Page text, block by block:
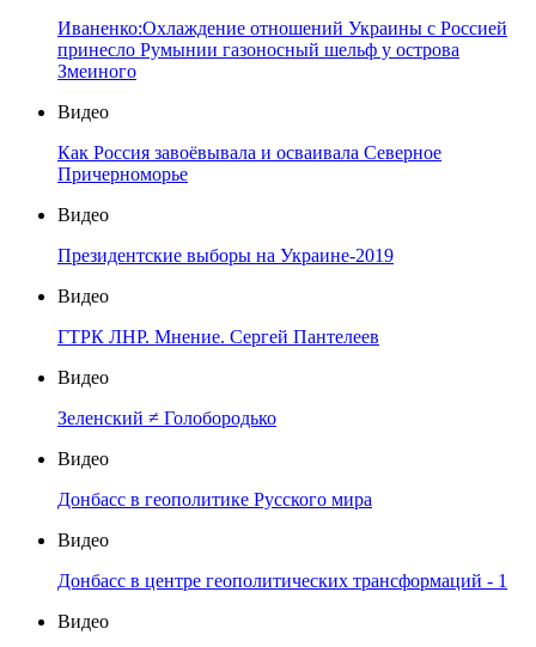
Иваненко:Охлаждение отношений Украины с Россией
принесло Румынии газоносный шельф у острова
Змеиного
Видео
Как Россия завоёвывала и осваивала Северное
Причерноморье
Видео
Президентские выборы на Украине-2019
Видео
ГТРК ЛНР. Мнение. Сергей Пантелеев
Видео
Зеленский ≠ Голобородько
Видео
Донбасс в геополитике Русского мира
Видео
Донбасс в центре геополитических трансформаций - 1
Видео